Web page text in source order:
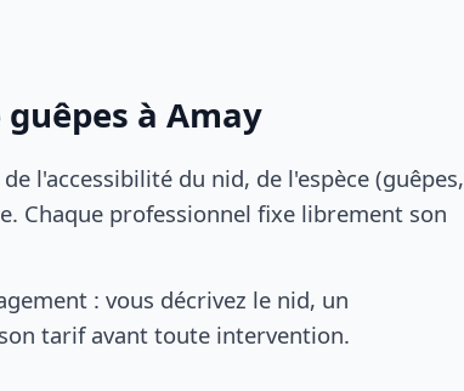
à Amay
l'accessibilité du nid, de l'espèce (guêpes,
Chaque professionnel fixe librement son
: vous décrivez le nid, un
tarif avant toute intervention.